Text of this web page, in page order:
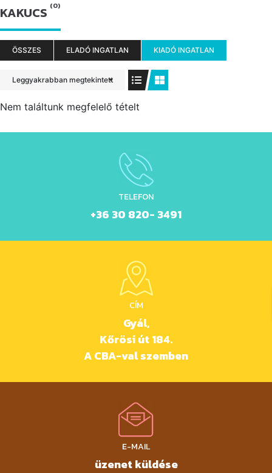
KAKUCS (0)
ÖSSZES ELADÓ INGATLAN KIADÓ INGATLAN
Leggyakrabban megtekintett
Nem találtunk megfelelő tételt
TELEFON
+36 30 820- 3491
CÍM
Gyál,
Kőrösi út 184.
A CBA-val szemben
E-MAIL
üzenet küldése